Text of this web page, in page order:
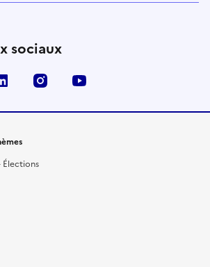
sociaux
LinkedIn Instagram
Élections